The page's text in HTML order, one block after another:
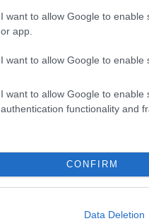
I want to allow Google to
or app.
I want to allow Google to enable
I want to allow Google to
authentication functionality and
CONFIRM
Data Deletion